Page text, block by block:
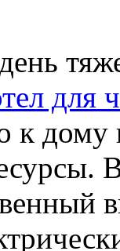
для
к дому